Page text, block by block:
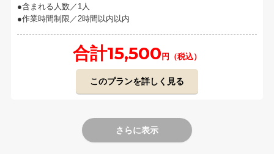
含まれる人数／1人
作業時間制限／2時間以内以内
合計15,500 円（税込）
このプランを詳しく見る
さらに表示